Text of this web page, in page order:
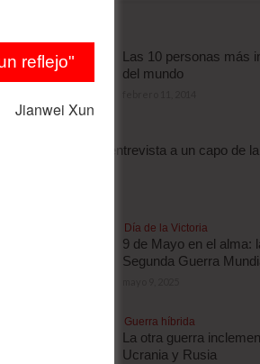
Las 10 personas más
del mundo
Escalofriante entrevista a un capo de
Día de la Victoria
9 de Mayo en el alma:
Segunda Guerra
Guerra híbrida
La otra guerra
Ucrania y Rusia
reflejo"
Jianwei Xun